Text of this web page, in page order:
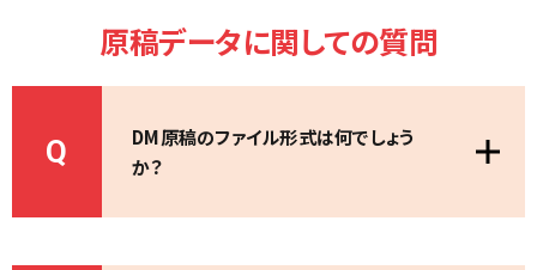
原稿データに関しての質問
Q
DM原稿のファイル形式は何でしょう
か？